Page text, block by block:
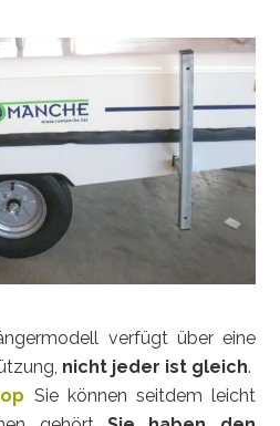
verfügt über eine
nicht jeder ist gleich.
Sie können seitdem leicht